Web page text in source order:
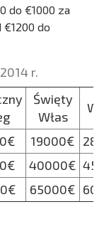
do €1000 za
do
r.
Święty
Włas
19000€
40000€
65000€